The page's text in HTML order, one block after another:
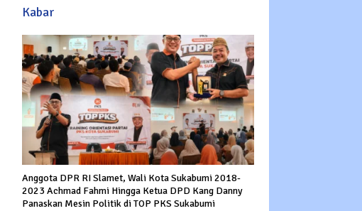
Kabar
Anggota DPR RI Slamet, Wali Kota Sukabumi 2018-
2023 Achmad Fahmi Hingga Ketua DPD Kang Danny
Panaskan Mesin Politik di TOP PKS Sukabumi